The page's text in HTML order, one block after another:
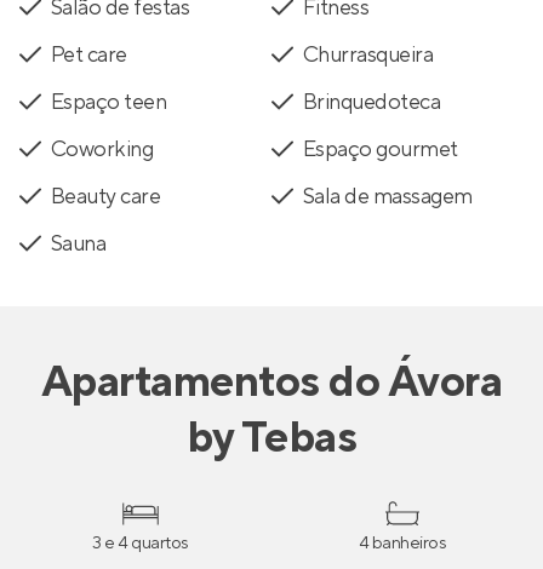
Salão de festas
Fitness
Pet care
Churrasqueira
Espaço teen
Brinquedoteca
Coworking
Espaço gourmet
Beauty care
Sala de massagem
Sauna
ApartamentosdoÁvora
by Tebas
3 e 4 quartos 4 banheiros